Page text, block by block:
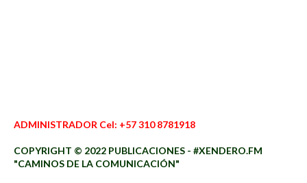
ADMINISTRADOR Cel: +57 310 8781918
COPYRIGHT © 2022 PUBLICACIONES - #XENDERO.FM
"CAMINOS DE LA COMUNICACIÓN"